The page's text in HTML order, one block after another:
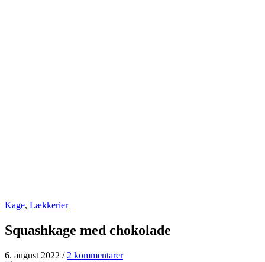
Kage, Lækkerier
Squashkage med chokolade
6. august 2022 / 2 kommentarer